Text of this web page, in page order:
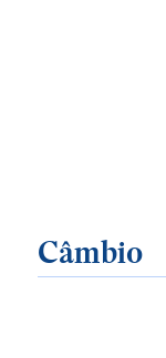
Câmbio